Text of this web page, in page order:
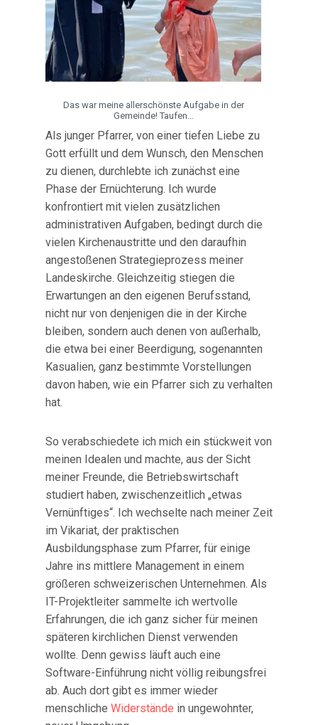
Das war meine allerschönste Aufgabe in der
Gemeinde! Taufen…
Als junger Pfarrer, von einer tiefen Liebe zu
Gott erfüllt und dem Wunsch, den Menschen
zu dienen, durchlebte ich zunächst eine
Phase der Ernüchterung. Ich wurde
konfrontiert mit vielen zusätzlichen
administrativen Aufgaben, bedingt durch die
vielen Kirchenaustritte und den daraufhin
angestoßenen Strategieprozess meiner
Landeskirche. Gleichzeitig stiegen die
Erwartungen an den eigenen Berufsstand,
nicht nur von denjenigen die in der Kirche
bleiben, sondern auch denen von außerhalb,
die etwa bei einer Beerdigung, sogenannten
Kasualien, ganz bestimmte Vorstellungen
davon haben, wie ein Pfarrer sich zu verhalten
hat.
So verabschiedete ich mich ein stückweit von
meinen Idealen und machte, aus der Sicht
meiner Freunde, die Betriebswirtschaft
studiert haben, zwischenzeitlich „etwas
Vernünftiges“. Ich wechselte nach meiner Zeit
im Vikariat, der praktischen
Ausbildungsphase zum Pfarrer, für einige
Jahre ins mittlere Management in einem
größeren schweizerischen Unternehmen. Als
IT-Projektleiter sammelte ich wertvolle
Erfahrungen, die ich ganz sicher für meinen
späteren kirchlichen Dienst verwenden
wollte. Denn gewiss läuft auch eine
Software-Einführung nicht völlig reibungsfrei
ab. Auch dort gibt es immer wieder
menschliche Widerstände in ungewohnter,